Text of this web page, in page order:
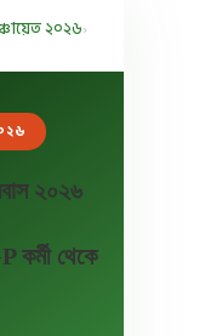
২০২৬›
২০২৬
কর্মী থেকে